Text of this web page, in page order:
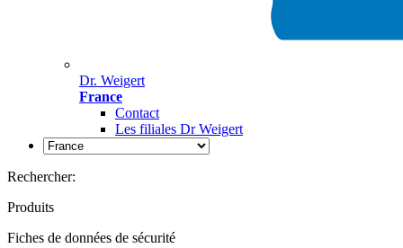
Dr. Weigert
France
Contact
Les filiales Dr Weigert
Rechercher:
Produits
Fiches de données de sécurité